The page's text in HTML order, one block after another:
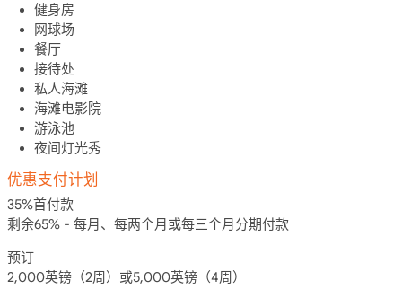
健身房
网球场
餐厅
接待处
私人海滩
海滩电影院
游泳池
夜间灯光秀
优惠支付计划
35%首付款
剩余65% - 每月、每两个月或每三个月分期付款
预订
2,000英镑（2周）或5,000英镑（4周）